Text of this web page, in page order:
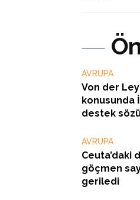
AVRUPA
Von der
konusunda
destek
AVRUPA
Ceuta’daki
göçmen
geriledi